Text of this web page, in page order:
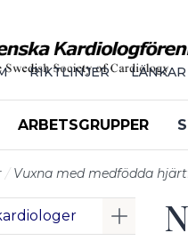
ARBETSGRUPPER
RIKTLINJER LÄNKAR
Vuxna med medfödda
Visa/